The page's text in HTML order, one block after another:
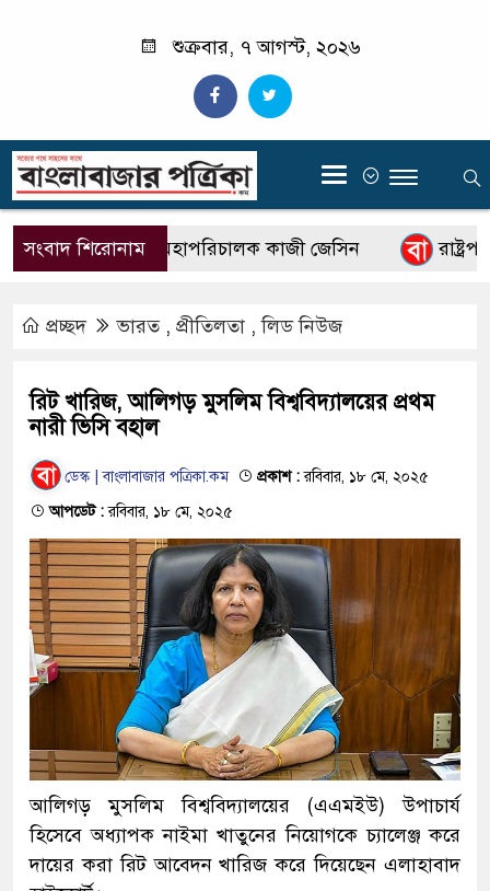
শুক্রবার, ৭ আগস্ট, ২০২৬
‍
সংবাদ শিরোনাম
বিটিভির নতুন মহাপরিচালক কাজী জেসিন রাষ্ট্রপতি
প্রচ্ছদ ভারত, প্রীতিলতা ,লিড নিউজ
রিট খারিজ, আলিগড় মুসলিম বিশ্ববিদ্যালয়ের প্রথম
নারী ভিসি বহাল
ডেস্ক | বাংলাবাজার পত্রিকা.কম প্রকাশ :রবিবার, ১৮ মে, ২০২৫
আপডেট :রবিবার, ১৮ মে, ২০২৫
আলিগড় মুসলিম বিশ্ববিদ্যালয়ের (এএমইউ) উপাচার্য
হিসেবে অধ্যাপক নাইমা খাতুনের নিয়োগকে চ্যালেঞ্জ করে
দায়ের করা রিট আবেদন খারিজ করে দিয়েছেন এলাহাবাদ